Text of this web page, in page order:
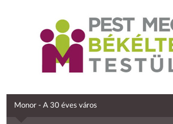
Monor - A 30 éves város